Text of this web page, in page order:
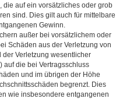
auf ein vorsätzliches oder grob
sind. Dies gilt auch für mittelbare
Gewinn.
außer bei vorsätzlichem oder
Schäden aus der Verletzung von
Verletzung wesentlicher
auf die bei Vertragsschluss
und im übrigen der Höhe
begrenzt. Dies
wie insbesondere entgangenen